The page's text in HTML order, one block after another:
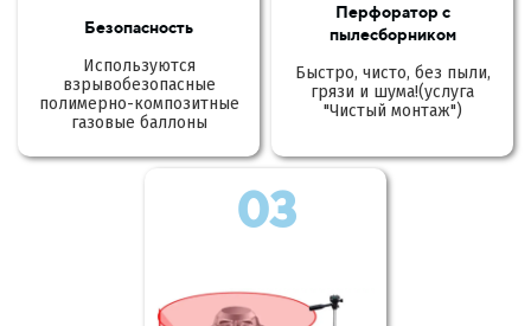
Безопасность
Используются
взрывобезопасные
полимерно-композитные
газовые баллоны
Перфоратор с
пылесборником
Быстро, чисто, без пыли,
грязи и шума!(услуга
"Чистый монтаж")
03